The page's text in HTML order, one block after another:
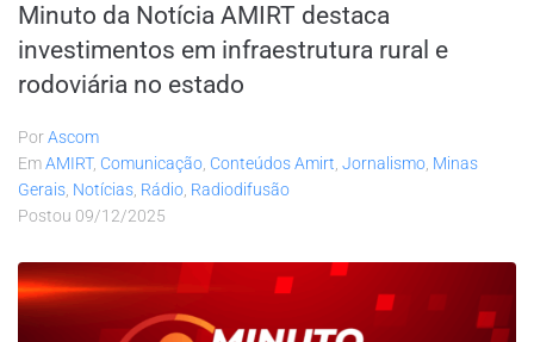
Minuto da Notícia AMIRT destaca
investimentos em infraestrutura rural e
rodoviária no estado
PorAscom
EmAMIRT, Comunicação Conteúdos Amirt Jornalismo Minas
Gerais Notícias Rádio Radiodifusão
Postou 09/12/2025